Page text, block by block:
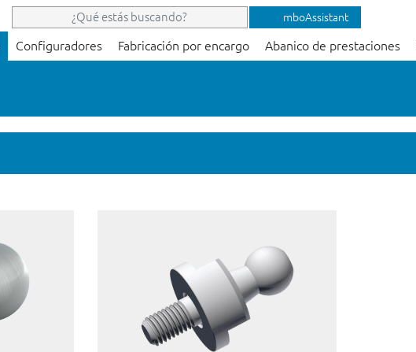
mboAssistant
Configuradores Fabricación por encargo Abanico de prestaciones